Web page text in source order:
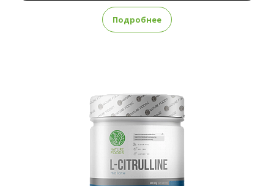
Подробнее